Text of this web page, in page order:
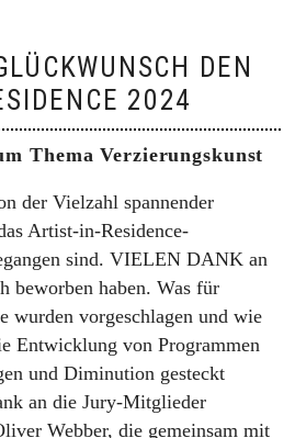
DEN
2024
Thema Verzierungskunst
der Vielzahl spannender
Artist-in-Residence-
sind. VIELEN DANK an
beworben haben. Was für
wurden vorgeschlagen und wie
Entwicklung von Programmen
und Diminution gesteckt
an die Jury-Mitglieder
Webber, die gemeinsam mit